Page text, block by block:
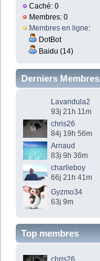
Caché: 0
Membres: 0
Membres en ligne:
DotBot
Baidu (14)
Derniers Membres
Lavandula2
93j 21h 11m
chris26
84j 19h 56m
Arnaud
83j 9h 36m
charlieboy
66j 21h 41m
Gyzmo34
63j 9m
Top membres